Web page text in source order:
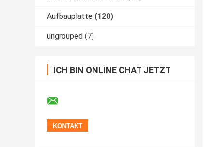
Aufbauplatte (120)
ungrouped (7)
ICH BIN ONLINE CHAT JETZT